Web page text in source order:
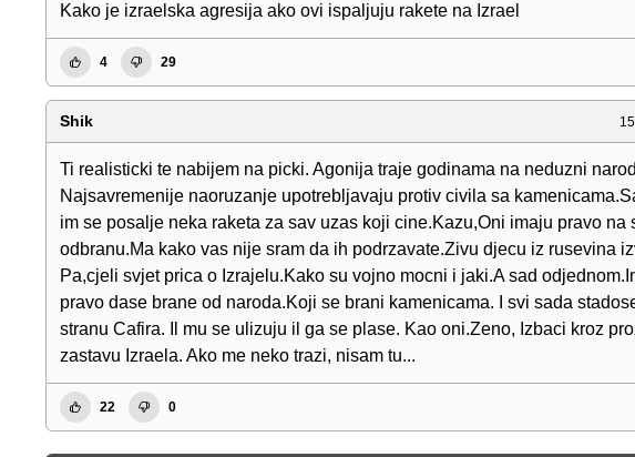
Kako je izraelska agresija ako ovi ispaljuju rakete na Izrael
4 29
Shik
Ti realisticki te nabijem na picki. Agonija traje godinama na neduzni
Najsavremenije naoruzanje upotrebljavaju protiv civila sa
im se posalje neka raketa za sav uzas koji cine.Kazu,Oni imaju pravo na
odbranu.Ma kako vas nije sram da ih podrzavate.Zivu djecu iz rusevina
Pa,cjeli svjet prica o Izrajelu.Kako su vojno mocni i jaki.A sad
pravo dase brane od naroda.Koji se brani kamenicama. I svi sada
stranu Cafira. Il mu se ulizuju il ga se plase. Kao oni.Zeno, Izbaci kroz
zastavu Izraela. Ako me neko trazi, nisam tu...
22 0